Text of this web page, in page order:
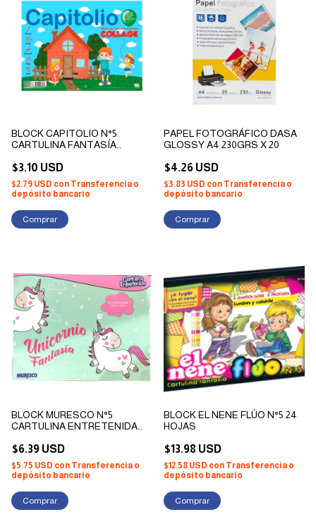
BLOCK CAPITOLIO N°5
CARTULINA FANTASÍA
$3.10 USD
$2.79 USD con Transferencia o
depósito bancario
PAPEL FOTOGRÁFICO DASA
GLOSSY A4 230GRS X 20
$4.26 USD
$3.83 USD con Transferencia o
depósito bancario
BLOCK MURESCO N°5
CARTULINA ENTRETENIDA
HOJAS
$6.39 USD
$5.75 USD con Transferencia o
depósito bancario
BLOCK EL NENE FLÚO N°5 24
HOJAS
$13.98 USD
$12.58 USD con Transferencia o
depósito bancario